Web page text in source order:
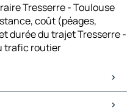
Tresserre - Toulouse
coût (péages,
durée du trajet Tresserre -
trafic routier